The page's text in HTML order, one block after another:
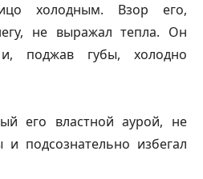
холодным. Взор его,
не выражал тепла. Он
и, поджав губы, холодно
его властной аурой, не
подсознательно избегал